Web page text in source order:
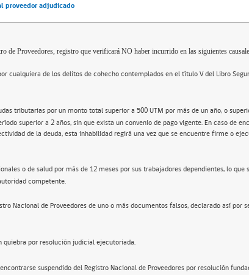
proveedor adjudicado
de Proveedores, registro que verificará NO haber incurrido en las siguientes
cualquiera de los delitos de cohecho contemplados en el título V del Libro
tributarias por un monto total superior a 500 UTM por más de un año, o
superior a 2 años, sin que exista un convenio de pago vigente. En caso de
de la deuda, esta inhabilidad regirá una vez que se encuentre firme o
o de salud por más de 12 meses por sus trabajadores dependientes, lo que
competente.
Nacional de Proveedores de uno o más documentos falsos, declarado así por
quiebra por resolución judicial ejecutoriada.
suspendido del Registro Nacional de Proveedores por resolución